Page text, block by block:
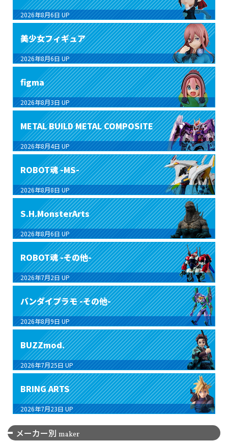
2026年8月6日 UP
美少女フィギュア
2026年8月6日 UP
figma
2026年8月3日 UP
METAL BUILD METAL COMPOSITE
2026年8月4日 UP
ROBOT魂 -MS-
2026年8月8日 UP
S.H.MonsterArts
2026年8月6日 UP
ROBOT魂 -その他-
2026年7月2日 UP
バンダイプラモ -その他-
2026年8月9日 UP
BUZZmod.
2026年7月25日 UP
BRING ARTS
2026年7月23日 UP
メーカー別 maker